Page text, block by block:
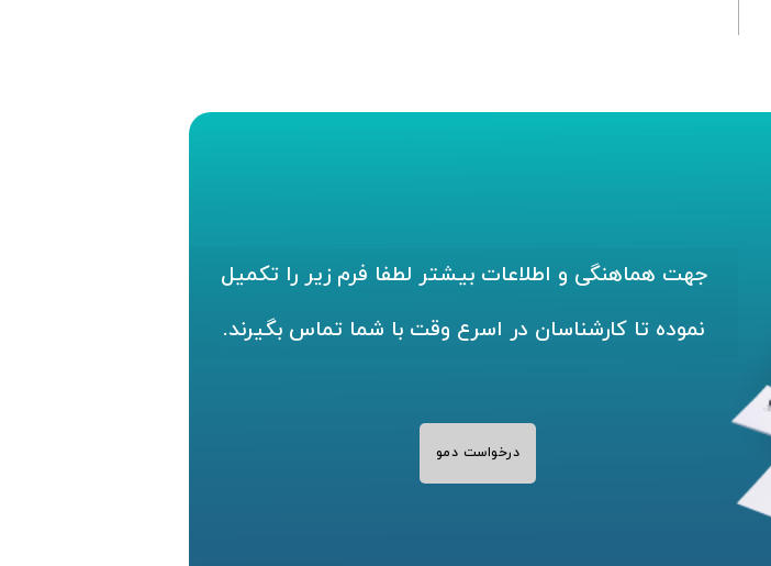
جهت هماهنگی و اطلاعات بیشتر لطفا فرم زیر را تکمیل
نموده تا کارشناسان در اسرع وقت با شما تماس بگیرند.
درخواست دمو